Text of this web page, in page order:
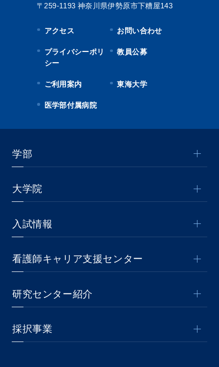
〒259-1193 神奈川県伊勢原市下糟屋143
アクセス お問い合わせ
プライバシーポリ
シー
教員公募
ご利用案内 東海大学
医学部付属病院
学部
大学院
入試情報
看護師キャリア支援センター
研究センター紹介
採択事業